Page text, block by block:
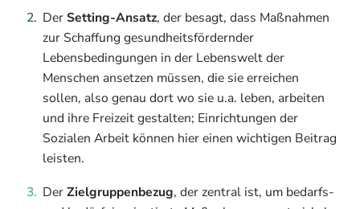
DerSetting-Ansatz, der besagt, dass Maßnahmen
zur Schaffung gesundheitsfördernder
Lebensbedingungen in der Lebenswelt der
Menschen ansetzen müssen, die sie erreichen
sollen, also genau dort wo sie u.a. leben, arbeiten
und ihre Freizeit gestalten; Einrichtungen der
Sozialen Arbeit können hier einen wichtigen Beitrag
leisten.
DerZielgruppenbezug, der zentral ist, um bedarfs-